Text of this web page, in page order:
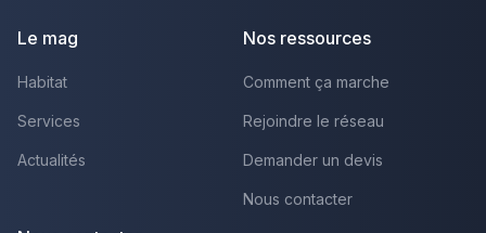
Le mag
Habitat
Services
Actualités
Nos ressources
Comment ça marche
Rejoindre le réseau
Demander un devis
Nous contacter